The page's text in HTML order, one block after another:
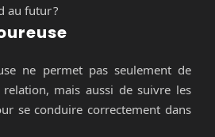
au futur ?
ne permet pas seulement de
mais aussi de suivre les
se conduire correctement dans